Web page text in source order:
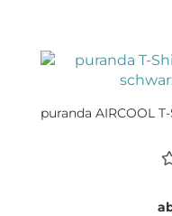
puranda AIRCOOL